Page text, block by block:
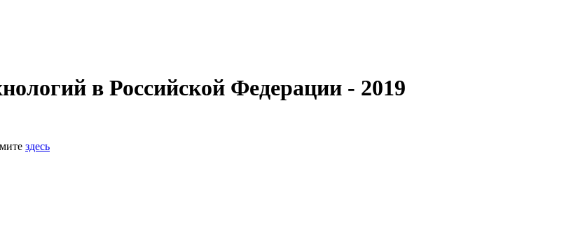
в Российской Федерации - 2019
здесь